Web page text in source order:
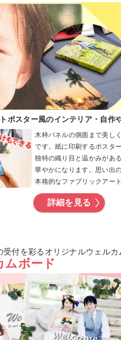
ポスター風のインテリア・自作
木枠パネルの側面まで美し
です。紙に印刷するポスタ
独特の織り目と温かみがあ
華やかになります。思い出
本格的なファブリックアー
詳細を見る
受付を彩るオリジナルウェルカ
ムボード